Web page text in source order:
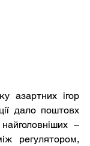
азартних ігор
дало поштовх
–
регулятором,